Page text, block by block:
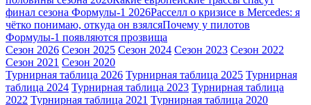
финал сезона Формулы-1 2026Расселл о кризисе в Mercedes: я
чётко понимаю, откуда он взялсяПочему у пилотов
Формулы-1 появляются прозвища
Сезон 2026 Сезон 2025 Сезон 2024 Сезон 2023 Сезон 2022
Сезон 2021 Сезон 2020
Турнирная таблица 2026 Турнирная таблица 2025 Турнирная
таблица 2024 Турнирная таблица 2023 Турнирная таблица
2022 Турнирная таблица 2021 Турнирная таблица 2020